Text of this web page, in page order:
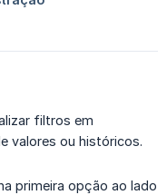
filtros em
valores ou históricos.
primeira opção ao lado